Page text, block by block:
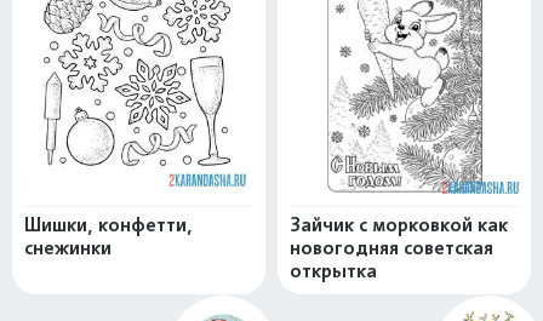
Шишки, конфетти,
снежинки
Зайчик с морковкой как
новогодняя советская
открытка